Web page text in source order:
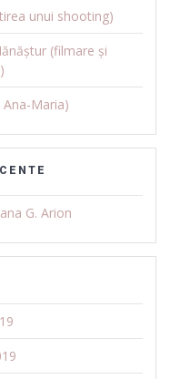
unui shooting)
(filmare și
Ana-Maria)
G. Arion